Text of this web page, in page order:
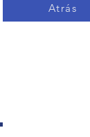
Atrás